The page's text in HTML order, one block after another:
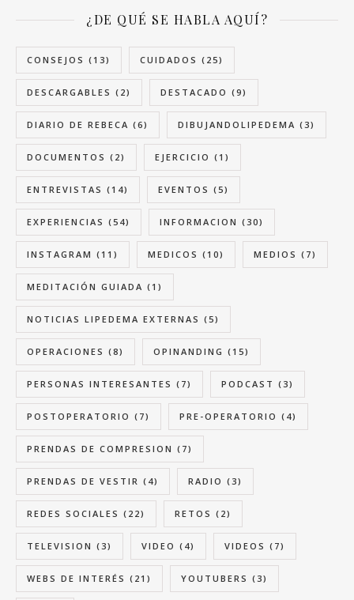
¿DE QUÉ SE HABLA AQUÍ?
CONSEJOS (13) CUIDADOS (25)
DESCARGABLES (2) DESTACADO (9)
DIARIO DE REBECA (6) DIBUJANDOLIPEDEMA (3)
DOCUMENTOS (2) EJERCICIO (1)
ENTREVISTAS (14) EVENTOS (5)
EXPERIENCIAS (54) INFORMACION (30)
INSTAGRAM (11) MEDICOS (10) MEDIOS (7)
MEDITACIÓN GUIADA (1)
NOTICIAS LIPEDEMA EXTERNAS (5)
OPERACIONES (8) OPINANDING (15)
PERSONAS INTERESANTES (7) PODCAST (3)
POSTOPERATORIO (7) PRE-OPERATORIO (4)
PRENDAS DE COMPRESION (7)
PRENDAS DE VESTIR (4) RADIO (3)
REDES SOCIALES (22) RETOS (2)
TELEVISION (3) VIDEO (4) VIDEOS (7)
WEBS DE INTERÉS (21) YOUTUBERS (3)